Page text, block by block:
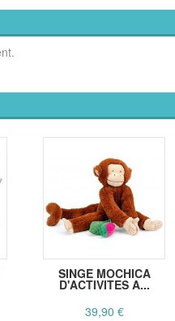
SINGE MOCHICA
D'ACTIVITES A...
39,90 €